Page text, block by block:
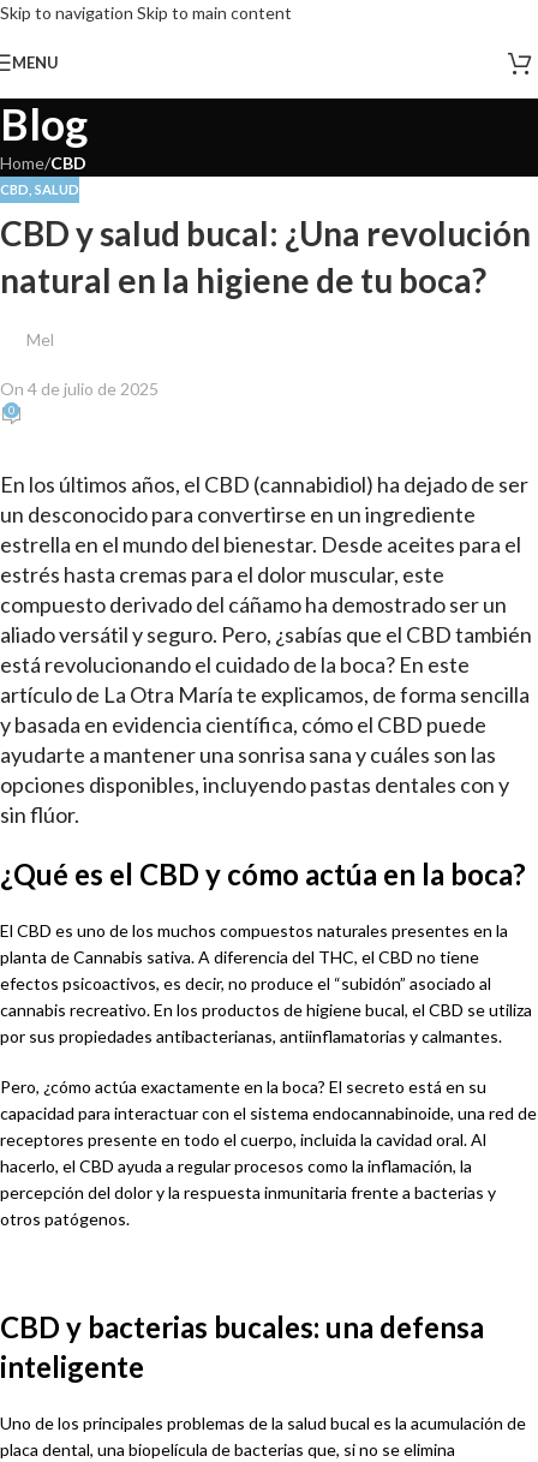
Skip to navigation Skip to main content
MENU
Blog
Home/CBD
CBD SALUD
CBD y salud bucal: ¿Una revolución
natural en la higiene de tu boca?
Mel
On 4 de julio de 2025
0
En los últimos años, el CBD (cannabidiol) ha dejado de ser
un desconocido para convertirse en un ingrediente
estrella en el mundo del bienestar. Desde aceites para el
estrés hasta cremas para el dolor muscular, este
compuesto derivado del cáñamo ha demostrado ser un
aliado versátil y seguro. Pero, ¿sabías que el CBD también
está revolucionando el cuidado de la boca? En este
artículo de La Otra María te explicamos, de forma sencilla
y basada en evidencia científica, cómo el CBD puede
ayudarte a mantener una sonrisa sana y cuáles son las
opciones disponibles, incluyendo pastas dentales con y
sin flúor.
¿Qué es el CBD y cómo actúa en la boca?
El CBD es uno de los muchos compuestos naturales presentes en la
planta de Cannabis sativa. A diferencia del THC, el CBD no tiene
efectos psicoactivos, es decir, no produce el “subidón” asociado al
cannabis recreativo. En los productos de higiene bucal, el CBD se utiliza
por sus propiedades antibacterianas, antiinflamatorias y calmantes.
Pero, ¿cómo actúa exactamente en la boca? El secreto está en su
capacidad para interactuar con el sistema endocannabinoide, una red de
receptores presente en todo el cuerpo, incluida la cavidad oral. Al
hacerlo, el CBD ayuda a regular procesos como la inflamación, la
percepción del dolor y la respuesta inmunitaria frente a bacterias y
otros patógenos.
CBD y bacterias bucales: una defensa
inteligente
Uno de los principales problemas de la salud bucal es la acumulación de
placa dental, una biopelícula de bacterias que, si no se elimina